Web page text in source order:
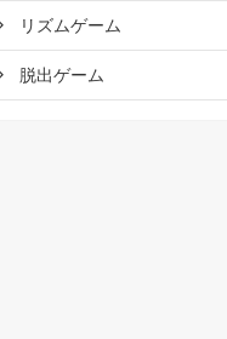
リズムゲーム
脱出ゲーム